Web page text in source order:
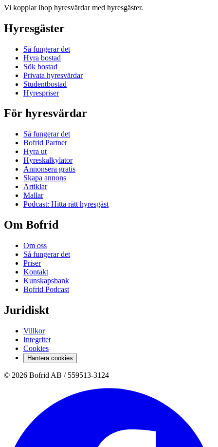
Vi kopplar ihop hyresvärdar med hyresgäster.
Hyresgäster
Så fungerar det
Hyra bostad
Sök bostad
Privata hyresvärdar
Studentbostad
Hyrespriser
För hyresvärdar
Så fungerar det
Bofrid Partner
Hyra ut
Hyreskalkylator
Annonsera gratis
Skapa annons
Artiklar
Mallar
Podcast: Hitta rätt hyresgäst
Om Bofrid
Om oss
Så fungerar det
Priser
Kontakt
Kunskapsbank
Bofrid Podcast
Juridiskt
Villkor
Integritet
Cookies
Hantera cookies
© 2026 Bofrid AB / 559513-3124